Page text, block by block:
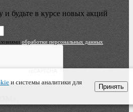
будьте в курсе новых акций
обработки персональных данных
и системы аналитики для
Принять